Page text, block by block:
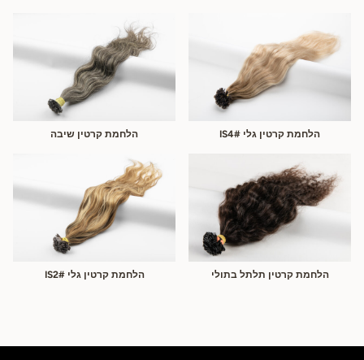
הלחמת קרטין גלי #IS4 הלחמת קרטין שיבה
הלחמת קרטין תלתל בתולי הלחמת קרטין גלי #IS2